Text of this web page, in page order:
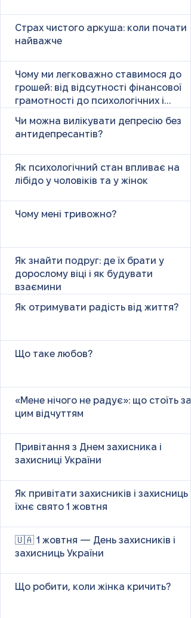
Страх чистого аркуша: коли почати
найважче
Чому ми легковажно ставимося до
грошей: від відсутності фінансової
грамотності до психологічних і
Чи можна вилікувати депресію без
антидепресантів?
Як психологічний стан впливає на
лібідо у чоловіків та у жінок
Чому мені тривожно?
Як знайти подруг: де їх брати у
дорослому віці і як будувати
взаємини
Як отримувати радість від життя?
Що таке любов?
«Мене нічого не радує»: що стоїть за
цим відчуттям
Привітання з Днем захисника і
захисниці України
Як привітати захисників і захисниць у
їхнє свято 1 жовтня
🇺🇦 1 жовтня — День захисників і
захисниць України
Що робити, коли жінка кричить?